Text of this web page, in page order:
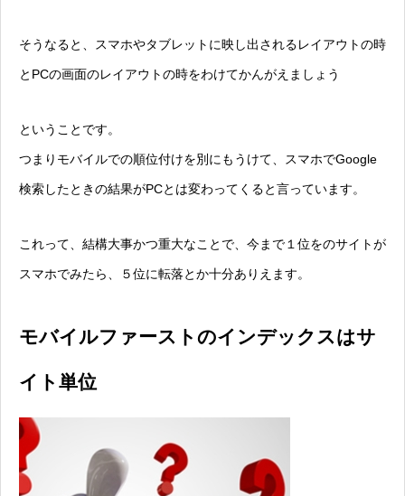
そうなると、スマホやタブレットに映し出されるレイアウトの時
とPCの画面のレイアウトの時をわけてかんがえましょう
ということです。
つまりモバイルでの順位付けを別にもうけて、スマホでGoogle
検索したときの結果がPCとは変わってくると言っています。
これって、結構大事かつ重大なことで、今まで１位をのサイトが
スマホでみたら、５位に転落とか十分ありえます。
モバイルファーストのインデックスはサ
イト単位